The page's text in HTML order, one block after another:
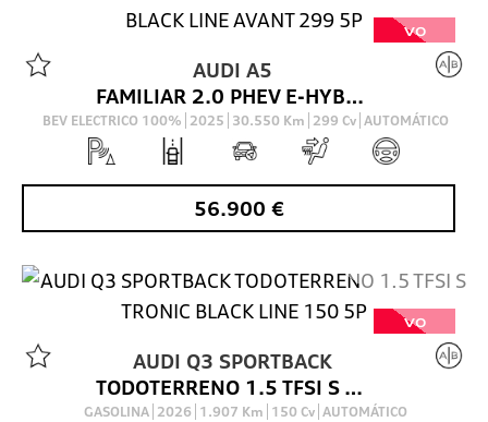
VO
AUDI A5
FAMILIAR 2.0 PHEV E-HYBR QUA 220 BLACK LINE AVANT 299 5P
BEV ELECTRICO 100% 2025 30.550 Km 299 Cv AUTOMÁTICO
56.900 €
VO
AUDI Q3 SPORTBACK
TODOTERRENO 1.5 TFSI S TRONIC BLACK LINE 150 5P
GASOLINA 2026 1.907 Km 150 Cv AUTOMÁTICO